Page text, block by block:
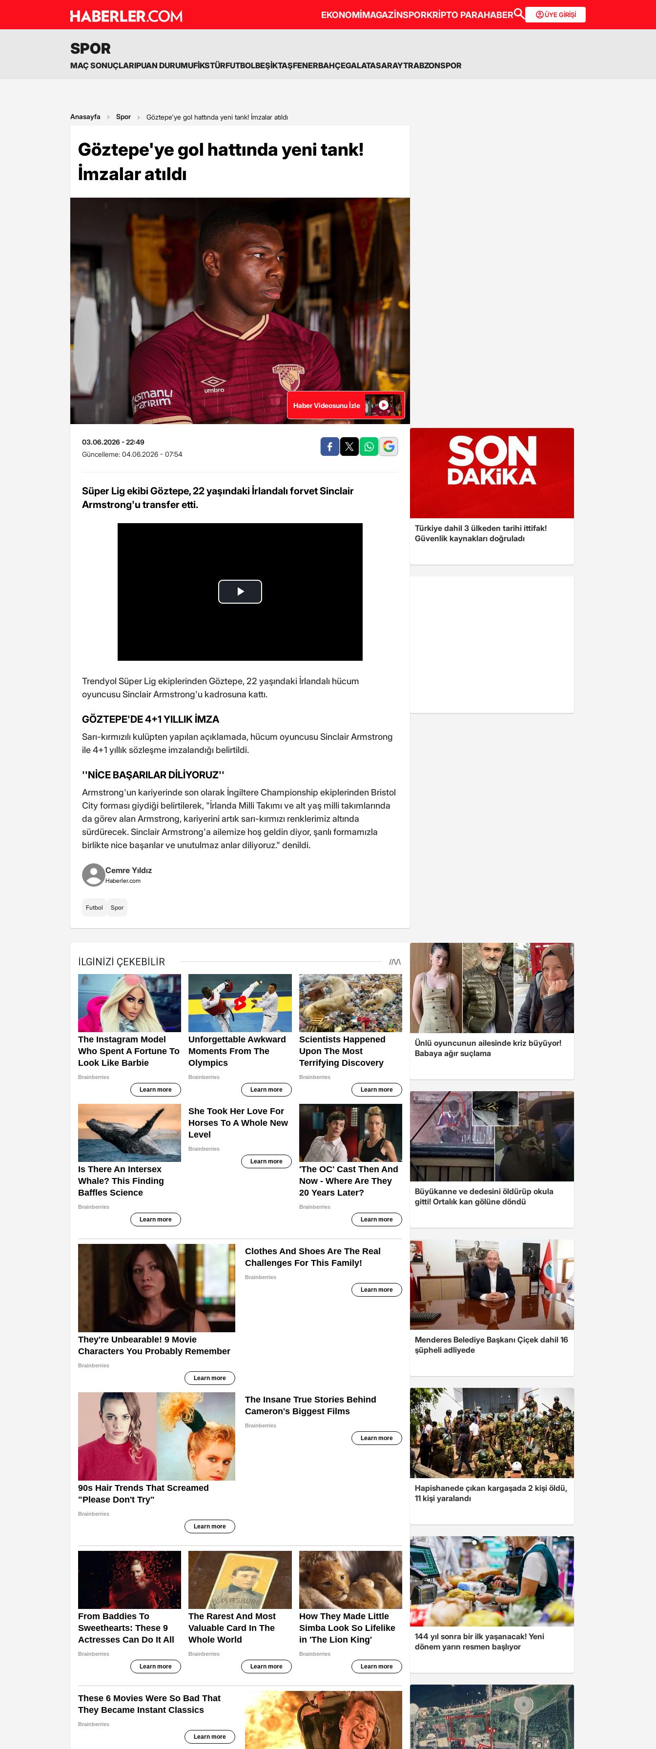
EKONOMİMAGAZİNSPORKRİPTO PARAHABER ÜYE GİRİŞİ
SPOR
MAÇ SONUÇLARIPUAN DURUMUFİKSTÜRFUTBOLBEŞİKTAŞFENERBAHÇEGALATASARAYTRABZONSPOR
Anasayfa Spor Göztepe'ye gol hattında yeni tank! İmzalar atıldı
Göztepe'ye gol hattında yeni tank!
İmzalar atıldı
Haber Videosunu İzle
03.06.2026 - 22:49
Güncelleme: 04.06.2026 - 07:54
Süper Lig ekibi Göztepe, 22 yaşındaki İrlandalı forvet Sinclair
Armstrong'u transfer etti.
Trendyol Süper Lig ekiplerinden Göztepe, 22 yaşındaki İrlandalı hücum
oyuncusu Sinclair Armstrong'u kadrosuna kattı.
GÖZTEPE'DE 4+1 YILLIK İMZA
Sarı-kırmızılı kulüpten yapılan açıklamada, hücum oyuncusu Sinclair Armstrong
ile 4+1 yıllık sözleşme imzalandığı belirtildi.
''NİCE BAŞARILAR DİLİYORUZ''
Armstrong'un kariyerinde son olarak İngiltere Championship ekiplerinden Bristol
City forması giydiği belirtilerek, "İrlanda Milli Takımı ve alt yaş milli takımlarında
da görev alan Armstrong, kariyerini artık sarı-kırmızı renklerimiz altında
sürdürecek. Sinclair Armstrong'a ailemize hoş geldin diyor, şanlı formamızla
birlikte nice başarılar ve unutulmaz anlar diliyoruz." denildi.
Cemre Yıldız
Haberler.com
Futbol Spor
Türkiye dahil 3 ülkeden tarihi ittifak!
Güvenlik kaynakları doğruladı
Ünlü oyuncunun ailesinde kriz büyüyor!
Babaya ağır suçlama
Büyükanne ve dedesini öldürüp okula
gitti! Ortalık kan gölüne döndü
Menderes Belediye Başkanı Çiçek dahil 16
şüpheli adliyede
Hapishanede çıkan kargaşada 2 kişi öldü,
11 kişi yaralandı
144 yıl sonra bir ilk yaşanacak! Yeni
dönem yarın resmen başlıyor